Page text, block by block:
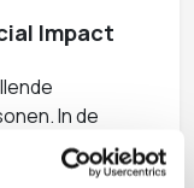
Impact
In de
een klein